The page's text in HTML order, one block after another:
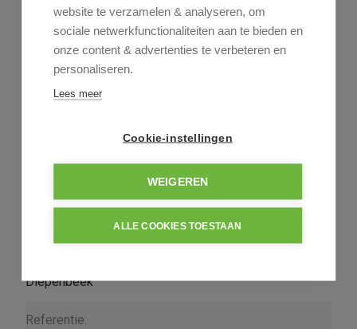
Deel dit pand
Algemeen Indeling Comfort
Wettelijke gegevens Informatieaanvraag
Algemeen
Adres:
Diepenbeek
Referentie:
website te verzamelen & analyseren, om
sociale netwerkfunctionaliteiten aan te bieden en
onze content & advertenties te verbeteren en
personaliseren.
Lees meer
Cookie-instellingen
WEIGEREN
ALLE COOKIES TOESTAAN